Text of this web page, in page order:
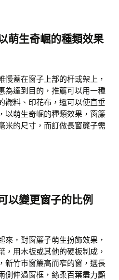
萌生奇崛的種類效果
慢蓋在窗子上部的杆或架上，
為達到目的，推薦可以用一種
襯料、印花布，還可以使直垂
以萌生奇崛的種類效果，窗簾
米的尺寸，而訂做長窗簾子需
以變更窗子的比例
來，對窗簾子萌生扮飾效果，
，用木板或其他的硬板制成，
新竹市窗簾高而窄的窗，選長
側伸過窗框，絲柔百葉盡力顯